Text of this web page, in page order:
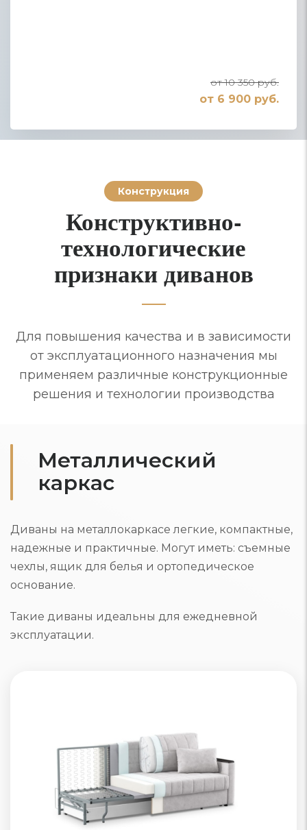
от 10 350 руб.
от 6 900 руб.
Конструкция
Конструктивно-
технологические
признаки диванов
Для повышения качества и в зависимости
от эксплуатационного назначения мы
применяем различные конструкционные
решения и технологии производства
Металлический
каркас
Диваны на металлокаркасе легкие, компактные,
надежные и практичные. Могут иметь: съемные
чехлы, ящик для белья и ортопедическое
основание.
Такие диваны идеальны для ежедневной
эксплуатации.